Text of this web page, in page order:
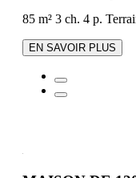
85 m² 3 ch. 4 p.
EN SAVOIR PLUS